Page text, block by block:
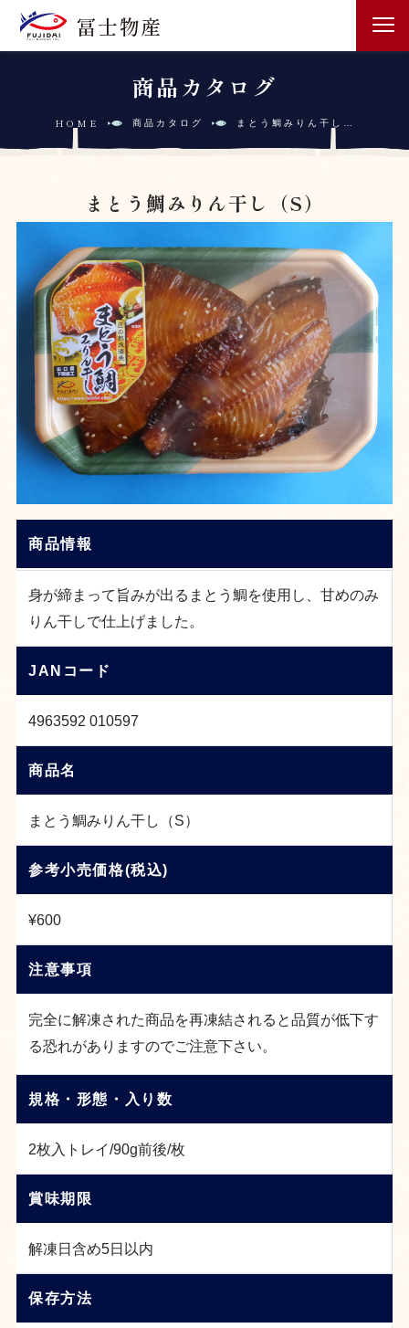
冨士物産
商品カタログ
HOME 商品カタログ まとう鯛みりん干し…
まとう鯛みりん干し（S）
商品情報
身が締まって旨みが出るまとう鯛を使用し、甘めのみ
りん干しで仕上げました。
JANコード
4963592 010597
商品名
まとう鯛みりん干し（S）
参考小売価格(税込)
¥600
注意事項
完全に解凍された商品を再凍結されると品質が低下す
る恐れがありますのでご注意下さい。
規格・形態・入り数
2枚入トレイ/90g前後/枚
賞味期限
解凍日含め5日以内
保存方法